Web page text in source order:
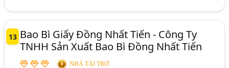
13 Bao Bì Giấy Đồng Nhất Tiến - Công Ty
TNHH Sản Xuất Bao Bì Đồng Nhất Tiến
NHÀ TÀI TRỢ